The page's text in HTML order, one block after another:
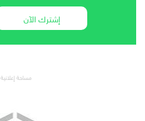
إشترك الآن
مساحة إعلانية